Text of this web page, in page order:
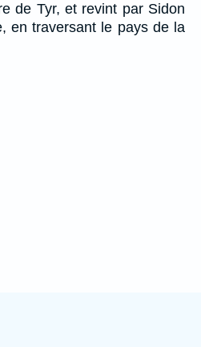
de Tyr, et revint par Sidon
en traversant le pays de la